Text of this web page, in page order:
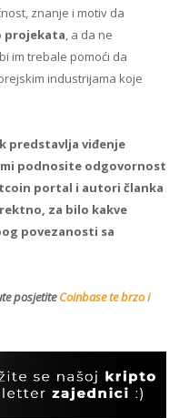
znanje i motiv da
projekata, a da ne
im trebale pomoći da
industrijama koje
predstavlja viđenje
podnosite odgovornost
portal i autori članka
za bilo kakve
povezanosti sa
posjetiteCoinbase te brzo i